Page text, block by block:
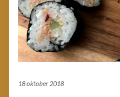
18 oktober 2018